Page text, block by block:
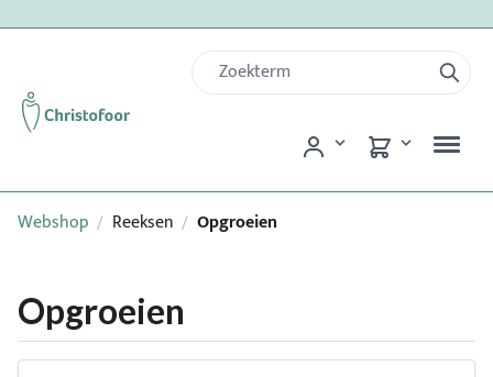
Webshop / Reeksen / Opgroeien
Opgroeien